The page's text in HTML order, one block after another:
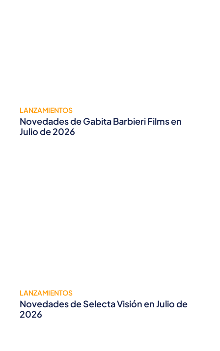
LANZAMIENTOS
Novedades de Gabita Barbieri Films en
Julio de 2026
LANZAMIENTOS
Novedades de Selecta Visión en Julio de
2026